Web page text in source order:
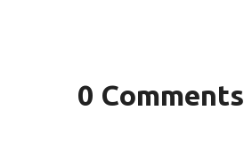
0 Comments